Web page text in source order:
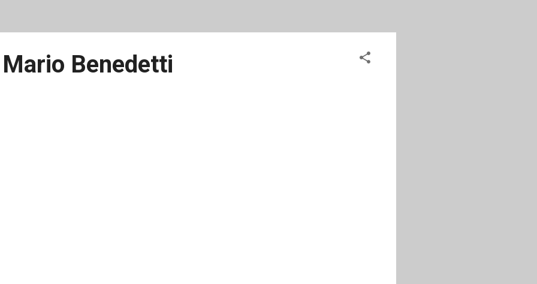
Benedetti